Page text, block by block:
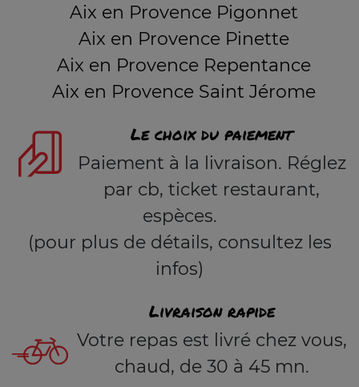
Aix en Provence Pigonnet
Aix en Provence Pinette
Aix en Provence Repentance
Aix en Provence Saint Jérome
Le choix du paiement
Paiement à la livraison. Réglez
par cb, ticket restaurant,
espèces.
(pour plus de détails, consultez les
infos)
Livraison rapide
Votre repas est livré chez vous,
chaud, de 30 à 45 mn.